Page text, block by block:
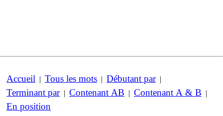
Accueil | Tous les mots | Débutant par|
Terminant par| Contenant AB | Contenant A & B |
En position